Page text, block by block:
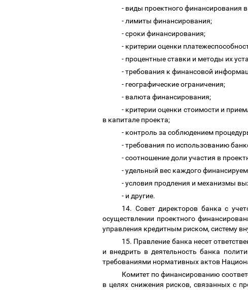
- виды проектного финансирования
- лимиты финансирования;
- сроки финансирования;
- критерии оценки
- процентные ставки и методы их
- требования к финансовой
- географические ограничения;
- валюта финансирования;
- критерии оценки стоимости и
в капитале проекта;
- контроль за соблюдением
- требования по использованию
- соотношение доли участия в
- удельный вес каждого
- условия продления и механизмы
- и другие.
14. Совет директоров банка с
осуществлении проектного
управления кредитным риском, систему
15. Правление банка несет
и внедрить в деятельность банка
требованиями нормативных актов
Комитет по финансированию
в целях снижения рисков, связанных с